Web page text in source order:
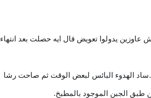
يدولوا تعويض قال ايه حصلت بعد انتهاء
الهدوء البائس لبعض الوقت ثم صاحت رشا
طبق الجبن الموجود بالمطبخ.